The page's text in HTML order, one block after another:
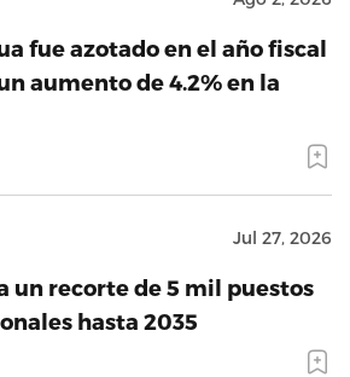
fue azotado en el año fiscal
aumento de 4.2% en la
Jul 27, 2026
un recorte de 5 mil puestos
hasta 2035